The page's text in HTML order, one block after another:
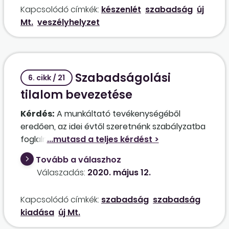
a szabadságon lévő munkavállalókat is
visszahívni, ha nem tudunk egy adott feladatot
nélkülük megoldani. Köthetünk-e olyan
megállapodást a munkavállalóval, hogy a
pedig behívjuk dolgozni, azt túlórában
számoljuk el?
Kapcsolódó címkék: készenlét szabadság új
Mt. veszélyhelyzet
6. cikk / 21
Szabadságolási
tilalom bevezetése
Kérdés: A munkáltató tevékenységéből
eredően, az idei évtől szeretnénk szabályzatba
foglalni, hogy az év utolsó negyedévében a
kollégák nem vehetnek igénybe szabadságot,
csak december 24. után. Január 1. és
szeptember 30. között kell kivenni a szabadság
év végére adjuk ki. Van-e ennek a megoldásnak
törvényi akadálya?
Tovább a válaszhoz
Válaszadás: 2020. május 12.
Kapcsolódó címkék: szabadság szabadság
kiadása új Mt.